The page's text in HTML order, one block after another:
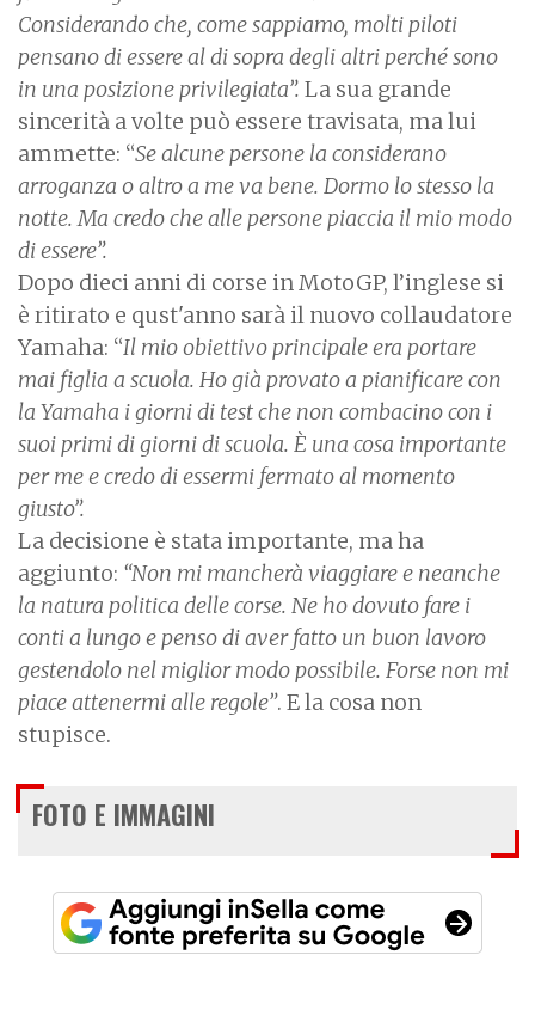
Considerando che, come sappiamo, molti piloti
pensano di essere al di sopra degli altri perché sono
in una posizione privilegiata”. La sua grande
sincerità a volte può essere travisata, ma lui
ammette: “Se alcune persone la considerano
arroganza o altro a me va bene. Dormo lo stesso la
notte. Ma credo che alle persone piaccia il mio modo
di essere”.
Dopo dieci anni di corse in MotoGP, l’inglese si
è ritirato e qust'anno sarà il nuovo collaudatore
Yamaha: “Il mio obiettivo principale era portare
mai figlia a scuola. Ho già provato a pianificare con
la Yamaha i giorni di test che non combacino con i
suoi primi di giorni di scuola. È una cosa importante
per me e credo di essermi fermato al momento
giusto”.
La decisione è stata importante, ma ha
aggiunto: “Non mi mancherà viaggiare e neanche
la natura politica delle corse. Ne ho dovuto fare i
conti a lungo e penso di aver fatto un buon lavoro
gestendolo nel miglior modo possibile. Forse non mi
piace attenermi alle regole”. E la cosa non
stupisce.
FOTO E IMMAGINI